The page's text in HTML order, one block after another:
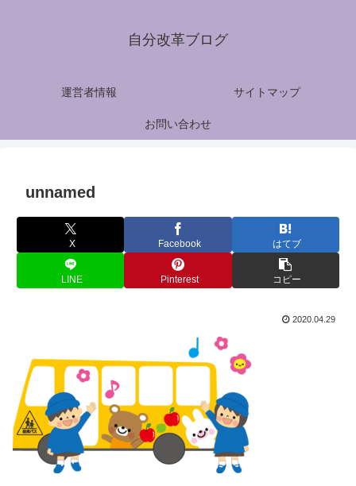
自分改革ブログ
運営者情報 サイトマップ
お問い合わせ
unnamed
X Facebook はてブ
LINE Pinterest コピー
2020.04.29